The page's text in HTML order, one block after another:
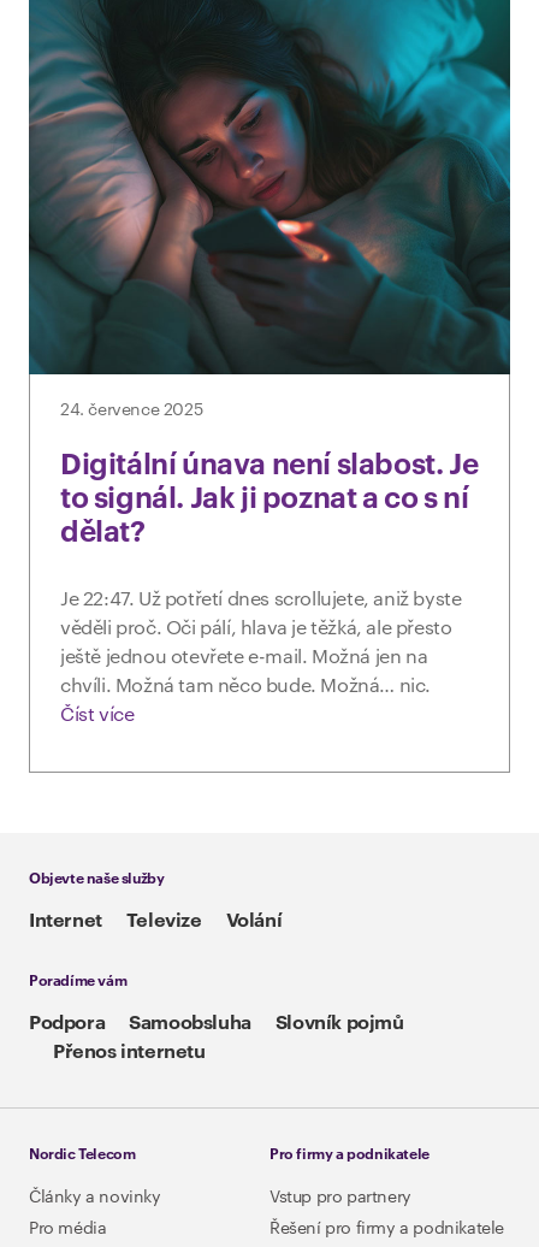
24. července 2025
Digitální únava není slabost. Je
to signál. Jak ji poznat a co s ní
dělat?
Je 22:47. Už potřetí dnes scrollujete, aniž byste
věděli proč. Oči pálí, hlava je těžká, ale přesto
ještě jednou otevřete e-mail. Možná jen na
chvíli. Možná tam něco bude. Možná… nic.
Číst více
Objevte naše služby
Internet Televize Volání
Poradíme vám
Podpora Samoobsluha
Slovník pojmů
Přenos internetu
Nordic Telecom
Články a novinky
Pro média
Pro firmy a podnikatele
Vstup pro partnery
Řešení pro firmy a podnikatele